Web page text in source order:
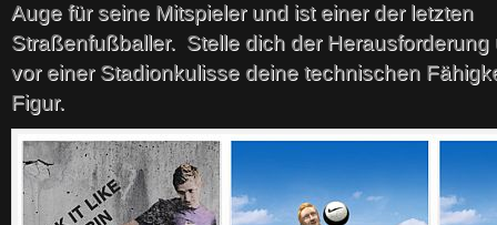
Auge für seine Mitspieler und ist einer der letzten
Straßenfußballer. Stelle dich der Herausforderung
vor einer Stadionkulisse deine technischen
Figur.